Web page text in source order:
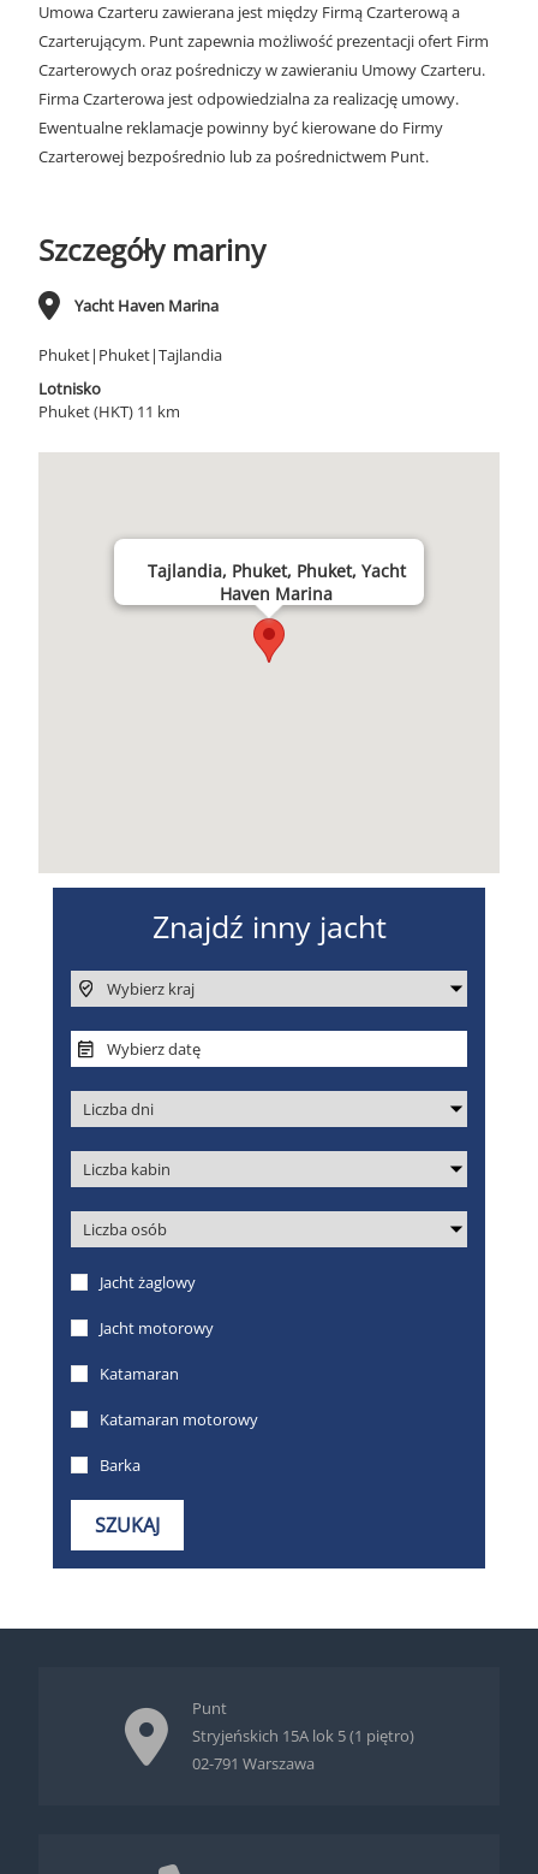
Umowa Czarteru zawierana jest między Firmą Czarterową a
Czarterującym. Punt zapewnia możliwość prezentacji ofert Firm
Czarterowych oraz pośredniczy w zawieraniu Umowy Czarteru.
Firma Czarterowa jest odpowiedzialna za realizację umowy.
Ewentualne reklamacje powinny być kierowane do Firmy
Czarterowej bezpośrednio lub za pośrednictwem Punt.
Szczegóły mariny
Yacht Haven Marina
Phuket|Phuket|Tajlandia
Lotnisko
Phuket (HKT) 11 km
Tajlandia, Phuket, Phuket, Yacht
Haven Marina
Punt
Stryjeńskich 15A lok 5 (1 piętro)
02-791 Warszawa